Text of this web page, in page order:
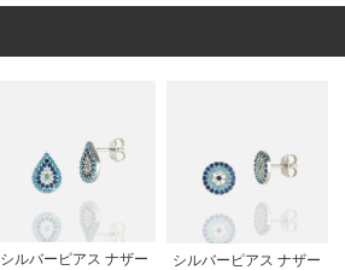
シルバーピアス ナザー
シルバーピアス ナザー